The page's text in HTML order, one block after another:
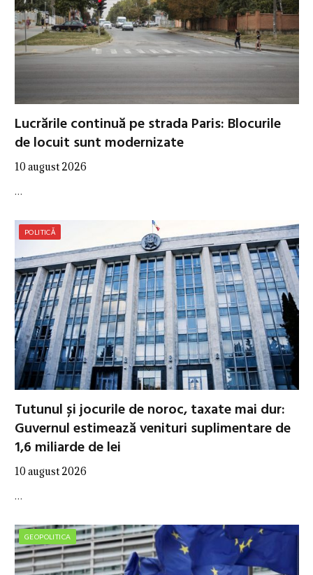
Lucrările continuă pe strada Paris: Blocurile
de locuit sunt modernizate
10 august 2026
…
POLITICĂ
Tutunul și jocurile de noroc, taxate mai dur:
Guvernul estimează venituri suplimentare de
1,6 miliarde de lei
10 august 2026
…
GEOPOLITICA